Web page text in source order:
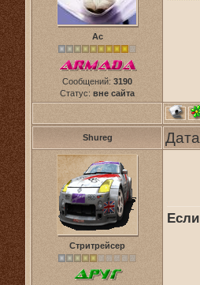
Ас
Сообщений: 3190
Статус: вне сайта
Shureg
Стритрейсер